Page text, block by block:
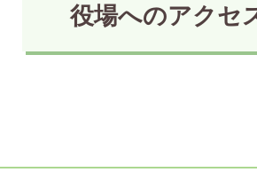
役場へのアクセ